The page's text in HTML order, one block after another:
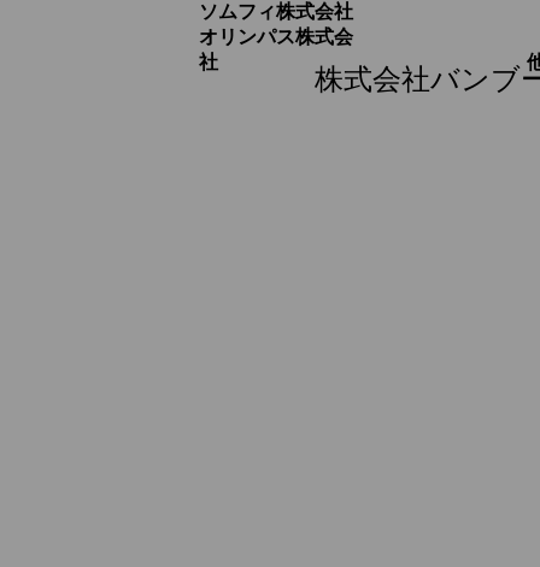
ソムフィ株式会社
オリンパス株式会
社 他。
株式会社バンブ